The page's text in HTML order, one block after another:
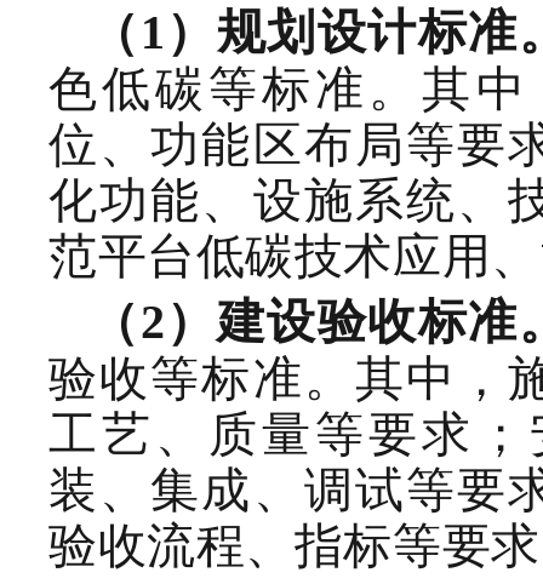
（ 1）规划设计标准
色低碳等标准。其
位、功能区布局等要
化功能、设施系统、
范平台低碳技术应用
（2）建设验收标准
验收等标准。其中，
工艺、质量等要求
装、集成、调试等要
验收流程、指标等要